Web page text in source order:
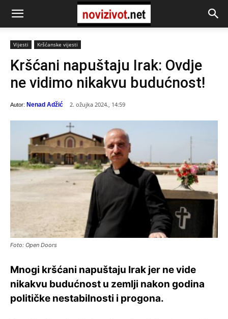
Vijesti Kršćanske vijesti
Kršćani napuštaju Irak: Ovdje
ne vidimo nikakvu budućnost!
Autor: Nenad Adžić 2. ožujka 2024., 14:59
Foto: Open Doors
Mnogi kršćani napuštaju Irak jer ne vide
nikakvu budućnost u zemlji nakon godina
političke nestabilnosti i progona.